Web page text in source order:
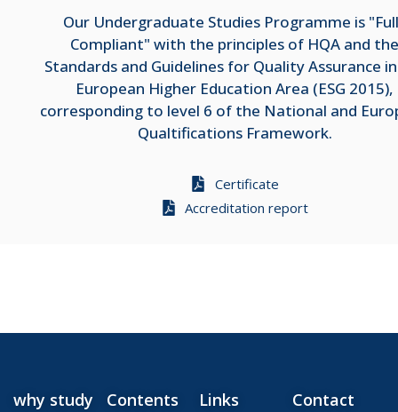
Our Undergraduate Studies Programme is
Compliant" with the principles of HQA and the
Standards and Guidelines for Quality Assurance
European Higher Education Area (ESG 2015),
corresponding to level 6 of the National and
Qualtifications Framework.
Certificate
Accreditation report
why study
Contents Links Contact